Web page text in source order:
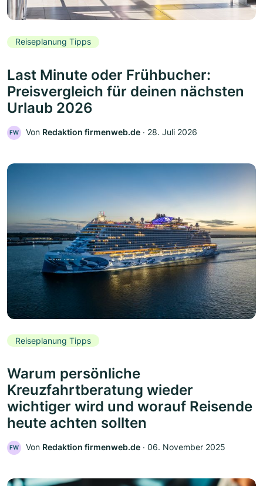
Reiseplanung Tipps
Last Minute oder Frühbucher:
Preisvergleich für deinen nächsten
Urlaub 2026
FW Von Redaktion firmenweb.de ‧ 28. Juli 2026
Reiseplanung Tipps
Warum persönliche
Kreuzfahrtberatung wieder
wichtiger wird und worauf Reisende
heute achten sollten
FW Von Redaktion firmenweb.de ‧ 06. November 2025